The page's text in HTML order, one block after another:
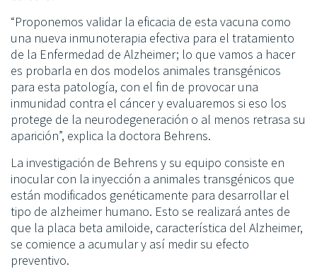
“Proponemos validar la eficacia de esta vacuna como
una nueva inmunoterapia efectiva para el tratamiento
de la Enfermedad de Alzheimer; lo que vamos a hacer
es probarla en dos modelos animales transgénicos
para esta patología, con el fin de provocar una
inmunidad contra el cáncer y evaluaremos si eso los
protege de la neurodegeneración o al menos retrasa su
aparición”, explica la doctora Behrens.
La investigación de Behrens y su equipo consiste en
inocular con la inyección a animales transgénicos que
están modificados genéticamente para desarrollar el
tipo de alzheimer humano. Esto se realizará antes de
que la placa beta amiloide, característica del Alzheimer,
se comience a acumular y así medir su efecto
preventivo.